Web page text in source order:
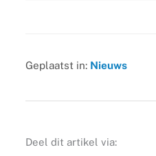
Geplaatst in: Nieuws
Deel dit artikel via: